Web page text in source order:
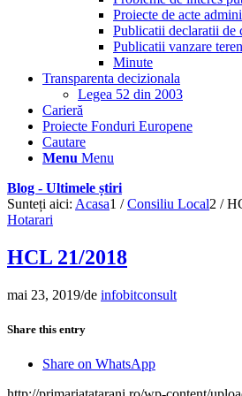
Proiecte de acte
Publicatii declaratii de
Publicatii vanzare teren
Minute
Transparenta decizionala
Legea 52 din 2003
Carieră
Proiecte Fonduri Europene
Cautare
Menu Menu
Blog - Ultimele știri
Sunteți aici: Acasa1 / Consiliu Local2 /
Hotarari
HCL 21/2018
mai 23, 2019/de infobitconsult
Share this entry
Share on WhatsApp